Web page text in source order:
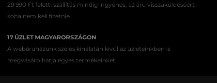
29 990 Ft feletti szállítás mindig ingyenes, az áru visszaküldéséért
soha nem kell fizetnie.
17 ÜZLET MAGYARORSZÁGON
A webáruházunk széles kínálatán kívül az üzleteinkben is
megvásárolhatja egyes termékeinket.